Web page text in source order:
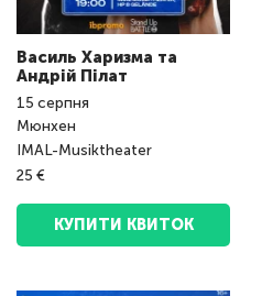
Василь Харизма та
Андрій Пілат
15 серпня
Мюнхен
IMAL-Musiktheater
25 €
КУПИТИ КВИТОК